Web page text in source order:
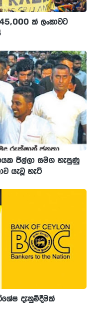
ක් ලංකාවට
ජිල්ලා සමග හැපුණු
යැවූ හැටි
දැනුම්දීමක්